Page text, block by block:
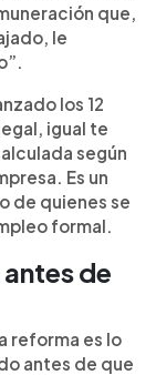
que,
le
los 12
igual te
según
Es un
de quienes se
formal.
de
reforma es lo
antes de que